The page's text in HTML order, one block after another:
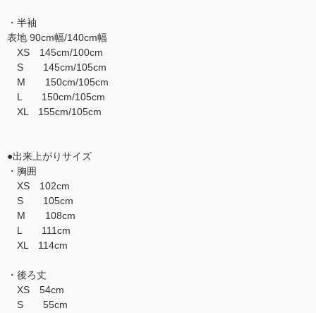
・半袖
表地 90cm幅/140cm幅
XS 145cm/100cm
S 145cm/105cm
M 150cm/105cm
L 150cm/105cm
XL 155cm/105cm
●出来上がりサイズ
・胸囲
XS 102cm
S 105cm
M 108cm
L 111cm
XL 114cm
・後ろ丈
XS 54cm
S 55cm